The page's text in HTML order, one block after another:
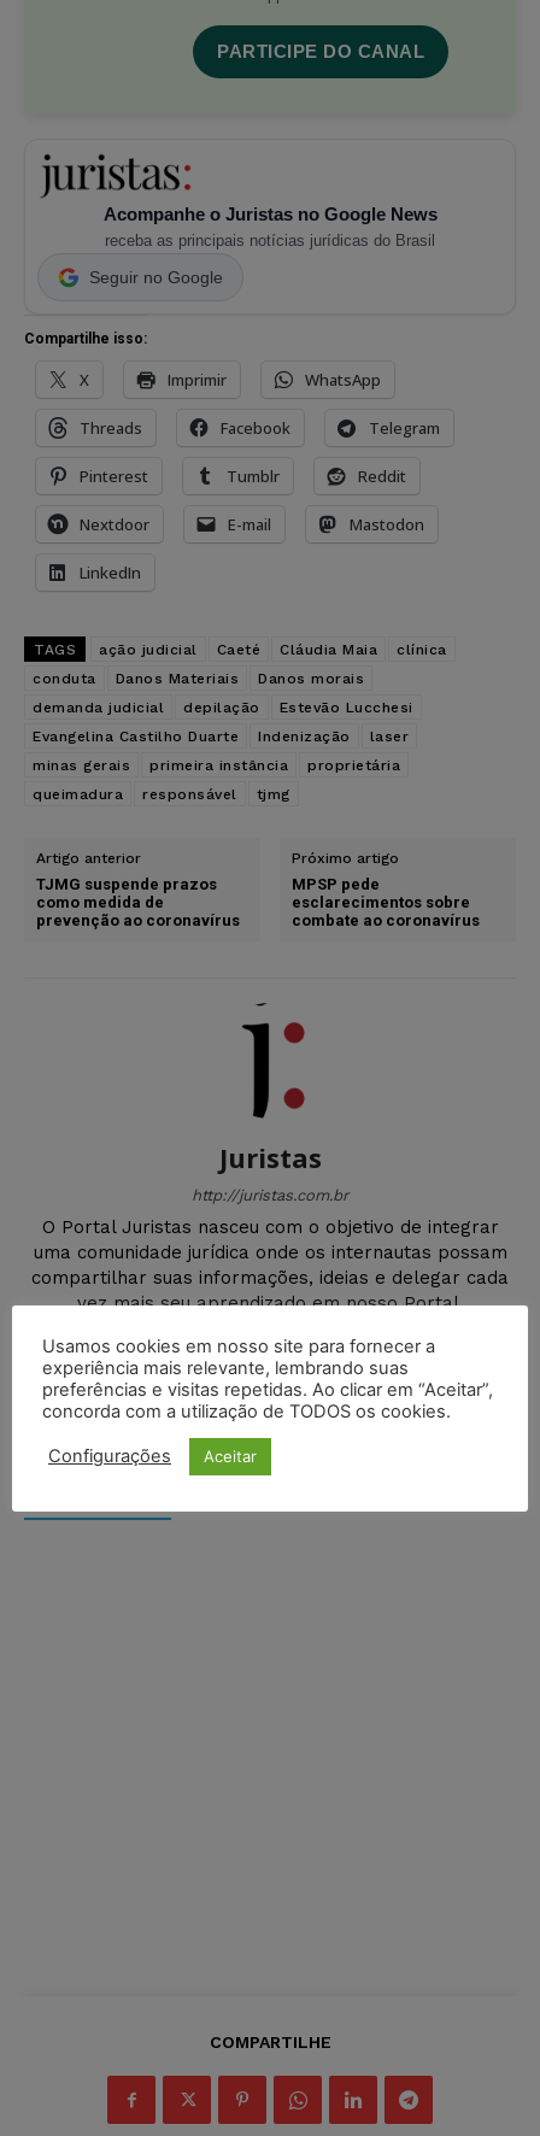
PARTICIPE DO CANAL
Acompanhe o Juristas no Google News
receba as principais notícias jurídicas do Brasil
Seguir no Google
Compartilhe isso:
X Imprimir WhatsApp
Threads Facebook Telegram
Pinterest Tumblr Reddit
Nextdoor E-mail Mastodon
LinkedIn
TAGS ação judicial Caeté Cláudia Maia
clínica
conduta
Danos Materiais
Danos morais
demanda judicial
depilação
Estevão Lucchesi
Evangelina Castilho Duarte
Indenização
laser
minas gerais
primeira instância
proprietária
queimadura
responsável tjmg
Artigo anterior
TJMG suspende prazos
como medida de
prevenção ao coronavírus
Próximo artigo
MPSP pede
esclarecimentos sobre
combate ao coronavírus
Juristas
http://juristas.com.br
O Portal Juristas nasceu com o objetivo de integrar
uma comunidade jurídica onde os internautas possam
compartilhar suas informações, ideias e delegar cada
vez mais seu aprendizado em nosso Portal.
DEIXE UM COMENTÁRIO
COMPARTILHE
Usamos cookies em nosso site para fornecer a
experiência mais relevante, lembrando suas
preferências e visitas repetidas. Ao clicar em “Aceitar”,
concorda com a utilização de TODOS os cookies.
Configurações Aceitar